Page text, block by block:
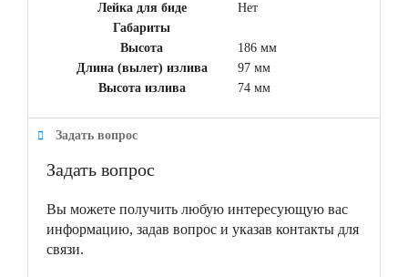
Лейка для биде
Нет
Габариты
Высота
186 мм
Длина (вылет) излива
97 мм
Высота излива
74 мм
Задать вопрос
Задать вопрос
Вы можете получить любую интересующую вас
информацию, задав вопрос и указав контакты для
связи.